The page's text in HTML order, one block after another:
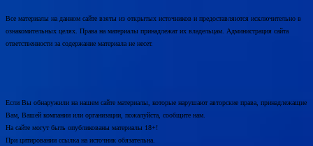
Все материалы на данном сайте взяты из открытых источников и предоставляются исключительно в
ознакомительных целях. Права на материалы принадлежат их владельцам. Администрация сайта
ответственности за содержание материала не несет.
Если Вы обнаружили на нашем сайте материалы, которые нарушают авторские права, принадлежащие
Вам, Вашей компании или организации, пожалуйста, сообщите нам.
На сайте могут быть опубликованы материалы 18+!
При цитировании ссылка на источник обязательна.